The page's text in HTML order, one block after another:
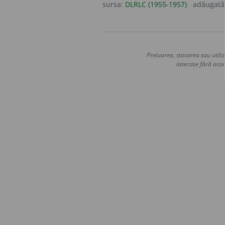
sursa: DLRLC (1955-1957) adăugată
Preluarea, stocarea sau
interzise fără